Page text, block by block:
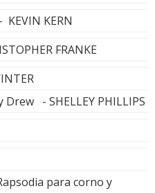
KERN
FRANKE
- SHELLEY PHILLIPS
para corno y